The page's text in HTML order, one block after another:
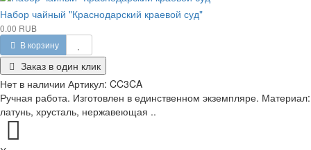
Набор чайный "Краснодарский краевой суд"
0.00 RUB
В корзину
Заказ в один клик
Нет в наличии Артикул: CC3CA
Ручная работа. Изготовлен в единственном экземпляре. Материал:
латунь, хрусталь, нержавеющая ..